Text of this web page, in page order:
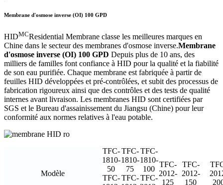
Membrane d'osmose inverse (OI) 100 GPD
HIDMCResidential Membrane classe les meilleures marques en
Chine dans le secteur des membranes d'osmose inverse.Membrane
d'osmose inverse (OI) 100 GPD Depuis plus de 10 ans, des
milliers de familles font confiance à HID pour la qualité et la fiabilité
de son eau purifiée. Chaque membrane est fabriquée à partir de
feuilles HID développées et pré-contrôlées, et subit des processus de
fabrication rigoureux ainsi que des contrôles et des tests de qualité
internes avant livraison. Les membranes HID sont certifiées par
SGS et le Bureau d'assainissement du Jiangsu (Chine) pour leur
conformité aux normes relatives à l'eau potable.
Modèle
TFC-
1810-
50
TFC-
1810-
75
TFC-
1810-
100
TFC-
2012-
125
TFC-
2012-
150
TFC- TFC- TFC-